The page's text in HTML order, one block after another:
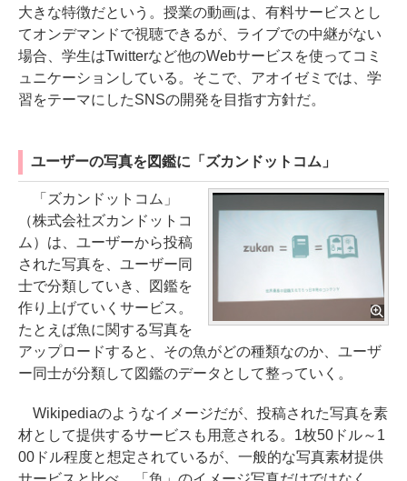
大きな特徴だという。授業の動画は、有料サービスとし
てオンデマンドで視聴できるが、ライブでの中継がない
場合、学生はTwitterなど他のWebサービスを使ってコミ
ュニケーションしている。そこで、アオイゼミでは、学
習をテーマにしたSNSの開発を目指す方針だ。
ユーザーの写真を図鑑に「ズカンドットコム」
「ズカンドットコム」
（株式会社ズカンドットコ
ム）は、ユーザーから投稿
された写真を、ユーザー同
士で分類していき、図鑑を
作り上げていくサービス。
たとえば魚に関する写真を
アップロードすると、その魚がどの種類なのか、ユーザ
ー同士が分類して図鑑のデータとして整っていく。
Wikipediaのようなイメージだが、投稿された写真を素
材として提供するサービスも用意される。1枚50ドル～1
00ドル程度と想定されているが、一般的な写真素材提供